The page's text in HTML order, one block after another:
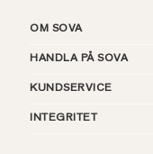
OM SOVA
HANDLA PÅ SOVA
KUNDSERVICE
INTEGRITET